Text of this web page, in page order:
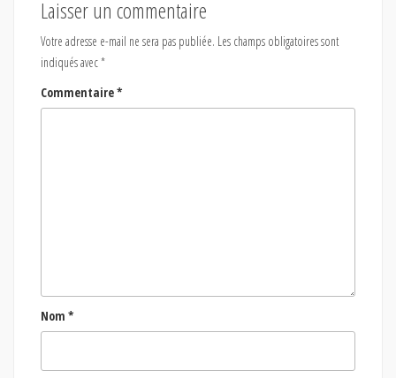
Laisser un commentaire
Votre adresse e-mail ne sera pas publiée. Les champs obligatoires sont
indiqués avec*
Commentaire*
Nom *